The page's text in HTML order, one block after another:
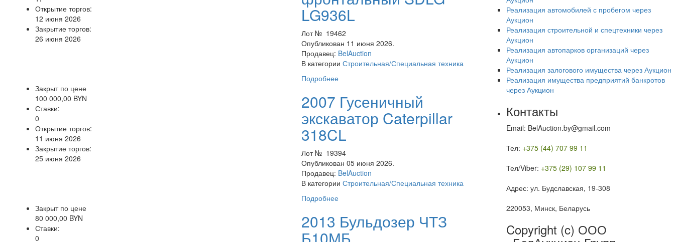
Открытие торгов:
12 июня 2026
Закрытие торгов:
26 июня 2026
LG936L
Лот № 19462
Опубликован 11 июня 2026.
Продавец: BelAuction
В категорииСтроительная/Специальная техника
Подробнее
Закрыт по цене
100 000,00 BYN
Ставки:
0
Открытие торгов:
11 июня 2026
Закрытие торгов:
25 июня 2026
2007 Гусеничный
экскаватор Caterpillar
318CL
Лот № 19394
Опубликован 05 июня 2026.
Продавец: BelAuction
В категорииСтроительная/Специальная техника
Подробнее
Закрыт по цене
80 000,00 BYN
Ставки:
0
2013 Бульдозер ЧТЗ
Реализация автомобилей с пробегом через
Аукцион
Реализация строительной и спецтехники через
Аукцион
Реализация автопарков организаций через
Аукцион
Реализация залогового имущества через Аукцион
Реализация имущества предприятий банкротов
через Аукцион
Контакты
Email: BelAuction.by@gmail.com
Тел: +375 (44) 707 99 11
Тел/Viber: +375 (29) 107 99 11
Адрес: ул. Будславская, 19-308
220053, Минск, Беларусь
Copyright (c) ООО